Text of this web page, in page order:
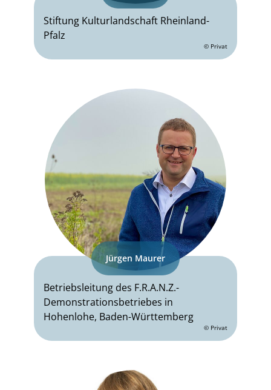
Stiftung Kulturlandschaft Rheinland-
Pfalz
© Privat
Jürgen Maurer
Betriebsleitung des F.R.A.N.Z.-
Demonstrationsbetriebes in
Hohenlohe, Baden-Württemberg
© Privat